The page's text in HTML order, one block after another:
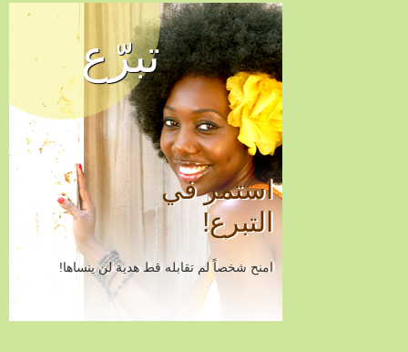
تبرّع
استمر في
التبرع!
امنح شخصاً لم تقابله قط هدية لن ينساها!